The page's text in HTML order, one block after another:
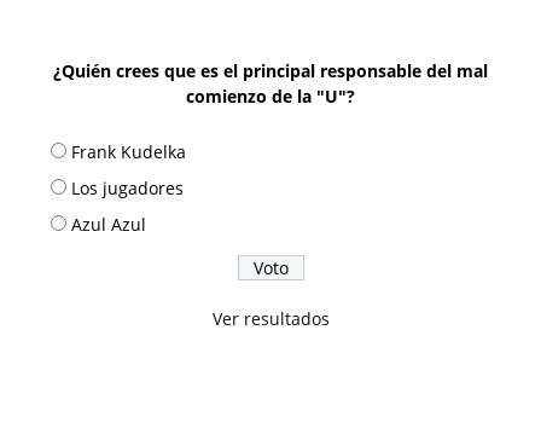
¿Quién crees que es el principal responsable del mal
comienzo de la "U"?
Frank Kudelka
Los jugadores
Azul Azul
Ver resultados